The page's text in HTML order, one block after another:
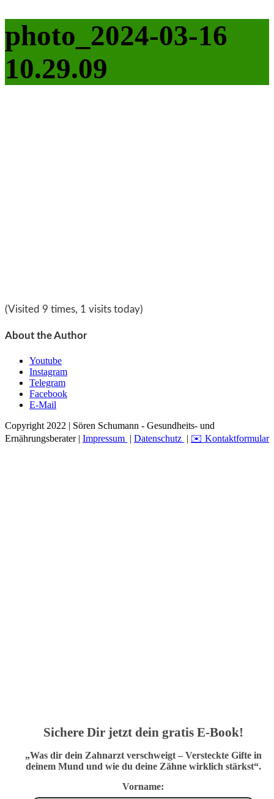
photo_2024-03-16
10.29.09
(Visited 9 times, 1 visits today)
About the Author
Youtube
Instagram
Telegram
Facebook
E-Mail
Copyright 2022 | Sören Schumann - Gesundheits- und
Ernährungsberater | Impressum | Datenschutz | ✉️ Kontaktformular
Sichere Dir jetzt dein gratis E-Book!
„Was dir dein Zahnarzt verschweigt – Versteckte Gifte in
deinem Mund und wie du deine Zähne wirklich stärkst“.
Vorname: